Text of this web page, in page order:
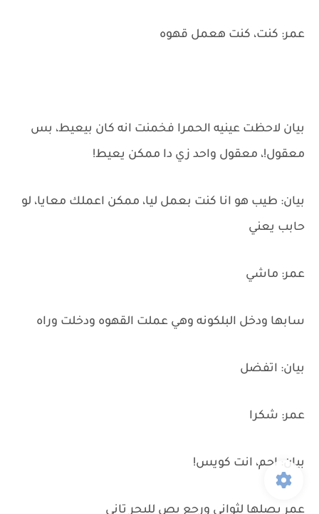
عمر: كنت، كنت هعمل قهوه
بيان لاحظت عينيه الحمرا فخمنت انه كان بيعيط، بس
معقول!، معقول واحد زي دا ممكن يعيط!
بيان: طيب هو انا كنت بعمل ليا، ممكن اعملك معايا، لو
حابب يعني
عمر: ماشي
سابها ودخل البلكونه وهي عملت القهوه ودخلت وراه
بيان: اتفضل
عمر: شكرا
بيان: احم، انت كويس!
عمر بصلها لثواني ورجع بص للبحر تاني